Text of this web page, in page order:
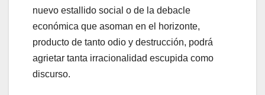
nuevo estallido social o de la debacle
económica que asoman en el horizonte,
producto de tanto odio y destrucción, podrá
agrietar tanta irracionalidad escupida como
discurso.